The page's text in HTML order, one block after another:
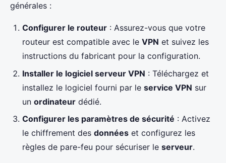
générales :
Configurer le routeur : Assurez-vous que votre
routeur est compatible avec le VPN et suivez les
instructions du fabricant pour la configuration.
Installer le logiciel serveur VPN : Téléchargez et
installez le logiciel fourni par le service VPN sur
un ordinateur dédié.
Configurer les paramètres de sécurité : Activez
le chiffrement des données et configurez les
règles de pare-feu pour sécuriser le serveur.